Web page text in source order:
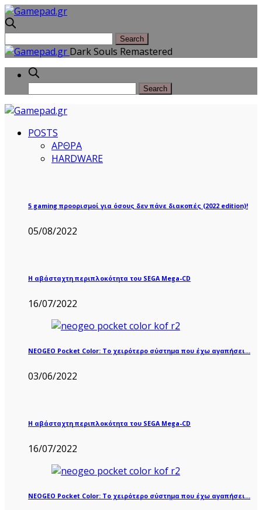
Dark Souls Remastered
POSTS
ΑΡΘΡΑ
HARDWARE
5 gaming προορισμοί για όσους δεν πάνε διακοπές (2022 edition)!
05/08/2022
Η αβάσταχτη περιπλοκότητα του SEGA Mega-CD
16/07/2022
NEOGEO Pocket Color: Το χειρότερο σύστημα που έχω αγαπήσει…
03/06/2022
Η αβάσταχτη περιπλοκότητα του SEGA Mega-CD
16/07/2022
NEOGEO Pocket Color: Το χειρότερο σύστημα που έχω αγαπήσει…